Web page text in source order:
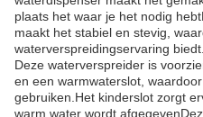
plaats het waar je het nodig
maakt het stabiel en stevig,
waterverspreidingservaring biedt.
Deze waterverspreider is
en een warmwaterslot,
gebruiken.Het kinderslot zorgt
warm water wordt